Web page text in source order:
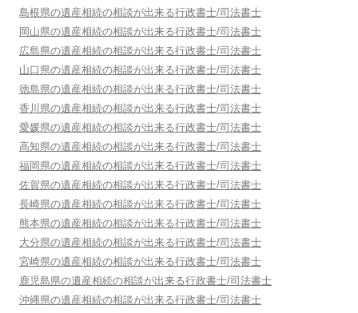
島根県の遺産相続の相談が出来る行政書士/司法書士
岡山県の遺産相続の相談が出来る行政書士/司法書士
広島県の遺産相続の相談が出来る行政書士/司法書士
山口県の遺産相続の相談が出来る行政書士/司法書士
徳島県の遺産相続の相談が出来る行政書士/司法書士
香川県の遺産相続の相談が出来る行政書士/司法書士
愛媛県の遺産相続の相談が出来る行政書士/司法書士
高知県の遺産相続の相談が出来る行政書士/司法書士
福岡県の遺産相続の相談が出来る行政書士/司法書士
佐賀県の遺産相続の相談が出来る行政書士/司法書士
長崎県の遺産相続の相談が出来る行政書士/司法書士
熊本県の遺産相続の相談が出来る行政書士/司法書士
大分県の遺産相続の相談が出来る行政書士/司法書士
宮崎県の遺産相続の相談が出来る行政書士/司法書士
鹿児島県の遺産相続の相談が出来る行政書士/司法書士
沖縄県の遺産相続の相談が出来る行政書士/司法書士